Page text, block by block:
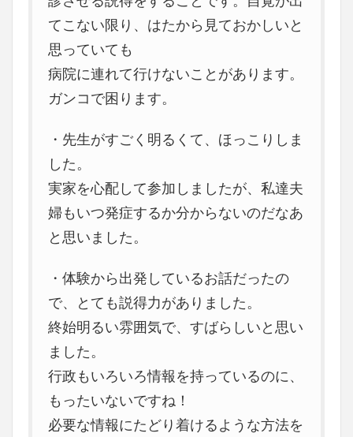
てこない限り、はたから見ておかしいと
思っていても
病院に連れて行けないことがあります。
ガンコで困ります。
・先生がすごく明るくて、ほっこりしま
した。
実家を心配して参加しましたが、私達夫
婦もいつ発症するか分からないのだなあ
と思いました。
・体験から出発しているお話だったの
で、とても説得力がありました。
終始明るい雰囲気で、すばらしいと思い
ました。
行政もいろいろ情報を持っているのに、
もったいないですね！
必要な情報にたどり着けるような方法を